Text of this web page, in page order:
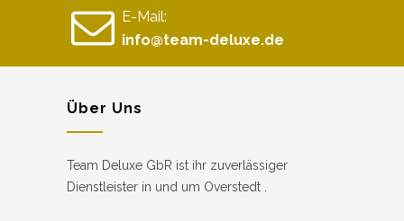
E-Mail:
info@team-deluxe.de
Über Uns
Team Deluxe GbR ist ihr zuverlässiger
Dienstleister in und um Overstedt .